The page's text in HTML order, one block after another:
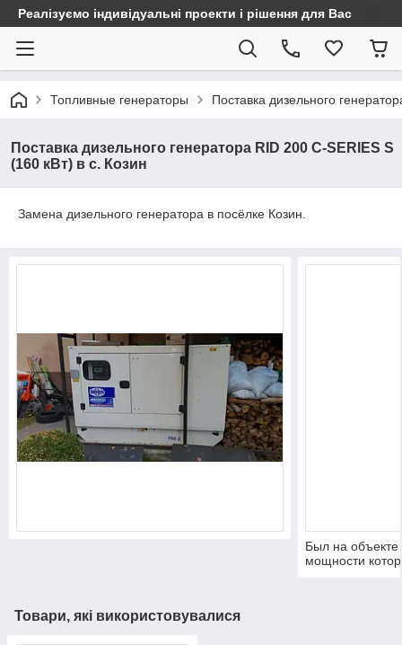
Реалізуємо індивідуальні проекти і рішення для Вас
Топливные генераторы Поставка дизельного
Поставка дизельного генератора RID 200 C-SERIES S
(160 кВт) в с. Козин
Замена дизельного генератора в посёлке Козин.
Был на объекте
мощности
Товари, які використовувалися